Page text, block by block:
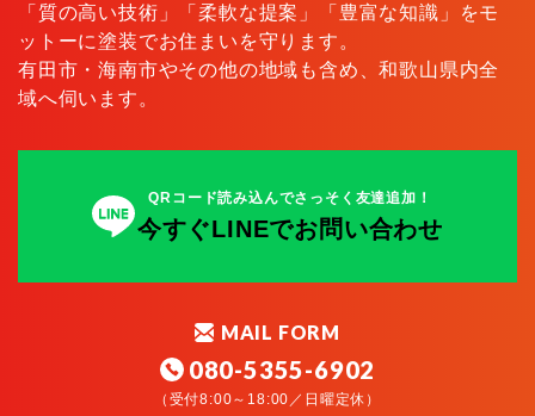
「質の高い技術」「柔軟な提案」「豊富な知識」をモ
ットーに塗装でお住まいを守ります。
有田市・海南市やその他の地域も含め、和歌山県内全
域へ伺います。
QRコード読み込んでさっそく友達追加！
今すぐLINEでお問い合わせ
MAIL FORM
080-5355-6902
（受付8:00～18:00／日曜定休）